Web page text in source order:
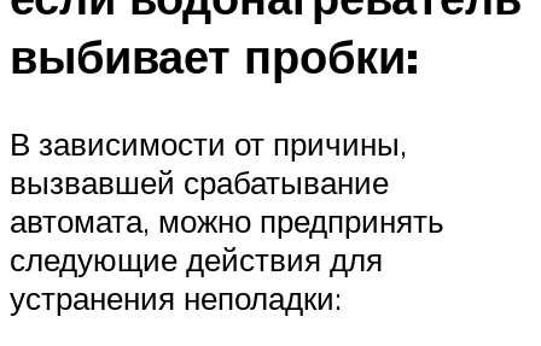
выбивает пробки:
В зависимости от причины,
вызвавшей срабатывание
автомата, можно предпринять
следующие действия для
устранения неполадки: